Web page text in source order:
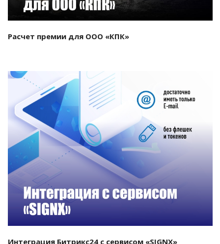
Расчет премии для ООО «КПК»
Смотреть проект
Интеграция Битрикс24 с сервисом «SIGNX»